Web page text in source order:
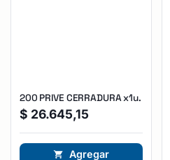
200 PRIVE CERRADURA x1u.
$ 26.645,15
Agregar